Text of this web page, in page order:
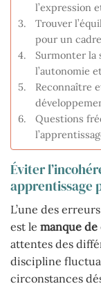
l’expression
Trouver
pour un
Surmonter
l’autonomie
Reconnaître
Questions
Éviter
apprentissage
L’une des
est le manque
attentes des
discipline
circonstances